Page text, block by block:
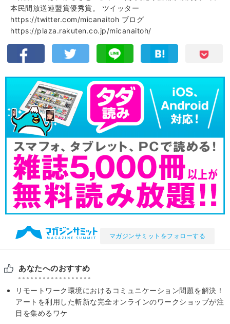
本民間放送連盟賞優秀賞。 ツイッター
https://twitter.com/micanaitoh ブログ
https://plaza.rakuten.co.jp/micanaitoh/
マガジンサミットをフォローする
あなたへのおすすめ
リモートワーク環境におけるコミュニケーション問題を解決！
アートを利用した斬新な完全オンラインのワークショップが注
目を集めるワケ